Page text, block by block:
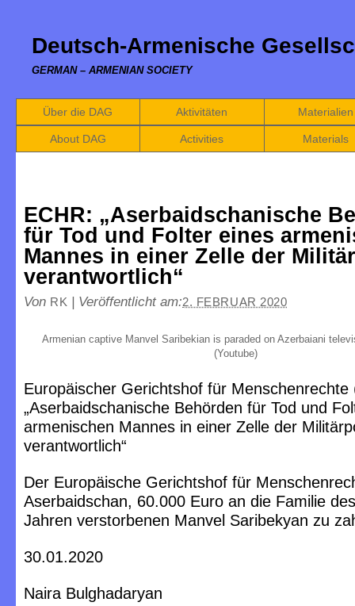
Deutsch-Armenische
GERMAN – ARMENIAN SOCIETY
Über die DAG Aktivitäten Materialien
About DAG Activities Materials
ECHR: „Aserbaidschanische
für Tod und Folter eines
Mannes in einer Zelle der
verantwortlich“
Von RK | Veröffentlicht am:2. FEBRUAR 2020
Armenian captive Manvel Saribekian is paraded on Azerbaiani
(Youtube)
Europäischer Gerichtshof für Menschenrechte
„Aserbaidschanische Behörden für Tod und
armenischen Mannes in einer Zelle der
verantwortlich“
Der Europäische Gerichtshof für
Aserbaidschan, 60.000 Euro an die Familie
Jahren verstorbenen Manvel Saribekyan zu
30.01.2020
Naira Bulghadaryan